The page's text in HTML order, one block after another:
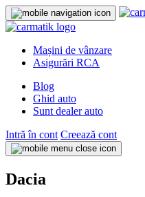
Mașini de vânzare
Asigurări RCA
Blog
Ghid auto
Sunt dealer auto
Intră în cont Creează cont
Dacia